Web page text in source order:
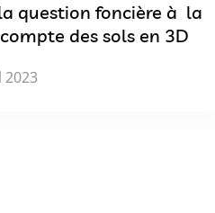
question foncière à la
des sols en 3D
2023